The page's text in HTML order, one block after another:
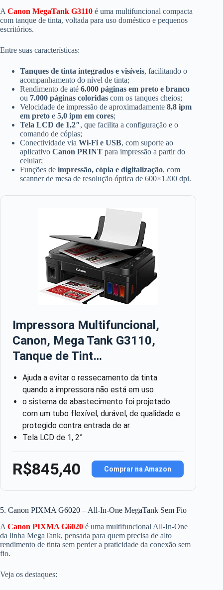
ACanon MegaTank G3110 é uma multifuncional compacta
com tanque de tinta, voltada para uso doméstico e pequenos
escritórios.
Entre suas características:
Tanques de tinta integrados e visíveis, facilitando o
acompanhamento do nível de tinta;
Rendimento de até 6.000 páginas em preto e branco
ou 7.000 páginas coloridas com os tanques cheios;
Velocidade de impressão de aproximadamente 8,8 ipm
em preto e 5,0 ipm em cores;
Tela LCD de 1,2″, que facilita a configuração e o
comando de cópias;
Conectividade via Wi-Fi e USB, com suporte ao
aplicativo Canon PRINT para impressão a partir do
celular;
Funções de impressão, cópia e digitalização, com
scanner de mesa de resolução óptica de 600×1200 dpi.
Impressora Multifuncional,
Canon, Mega Tank G3110,
Tanque de Tint…
Ajuda a evitar o ressecamento da tinta
quando a impressora não está em uso
o sistema de abastecimento foi projetado
com um tubo flexível, durável, de qualidade e
protegido contra entrada de ar.
Tela LCD de 1, 2”
R$845,40 Comprar na Amazon
5. Canon PIXMA G6020 – All-In-One MegaTank Sem Fio
A Canon PIXMA G6020 é uma multifuncional All-In-One
da linha MegaTank, pensada para quem precisa de alto
rendimento de tinta sem perder a praticidade da conexão sem
fio.
Veja os destaques: